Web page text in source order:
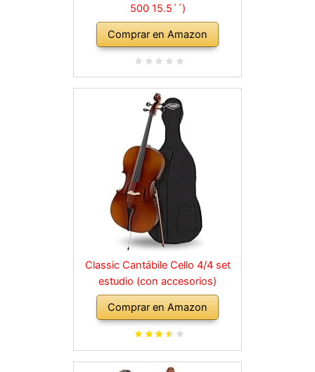
500 15.5´´)
Comprar en Amazon
Classic Cantábile Cello 4/4 set
estudio (con accesorios)
Comprar en Amazon